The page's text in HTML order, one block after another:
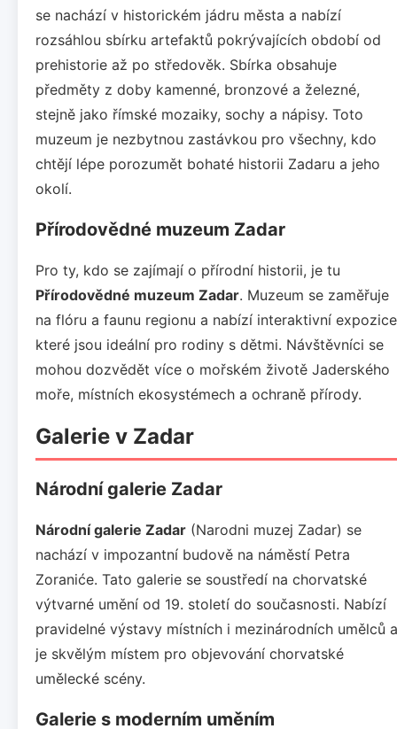
se nachází v historickém jádru města a nabízí
rozsáhlou sbírku artefaktů pokrývajících období od
prehistorie až po středověk. Sbírka obsahuje
předměty z doby kamenné, bronzové a železné,
stejně jako římské mozaiky, sochy a nápisy. Toto
muzeum je nezbytnou zastávkou pro všechny, kdo
chtějí lépe porozumět bohaté historii Zadaru a jeho
okolí.
Přírodovědné muzeum Zadar
Pro ty, kdo se zajímají o přírodní historii, je tu
Přírodovědné muzeum Zadar. Muzeum se zaměřuje
na flóru a faunu regionu a nabízí interaktivní
které jsou ideální pro rodiny s dětmi. Návštěvníci se
mohou dozvědět více o mořském životě Jaderského
moře, místních ekosystémech a ochraně přírody.
Galerie v Zadar
Národní galerie Zadar
Národní galerie Zadar (Narodni muzej Zadar) se
nachází v impozantní budově na náměstí Petra
Zoraniće. Tato galerie se soustředí na chorvatské
výtvarné umění od 19. století do současnosti. Nabízí
pravidelné výstavy místních i mezinárodních umělců a
je skvělým místem pro objevování chorvatské
umělecké scény.
Galerie s moderním uměním